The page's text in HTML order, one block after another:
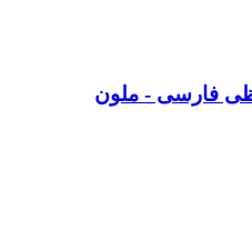
فارسى - ملون